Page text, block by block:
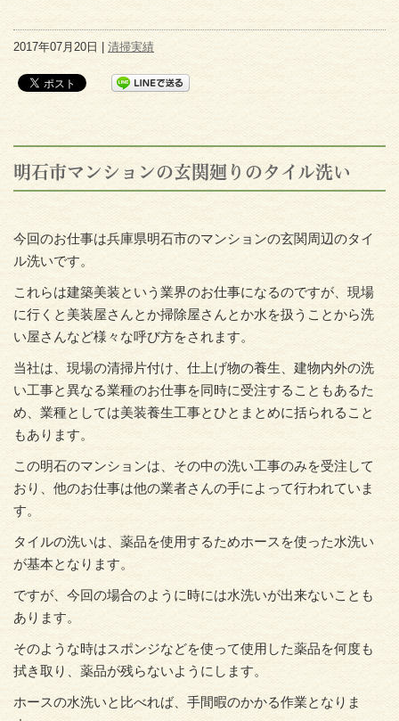
2017年07月20日 | 清掃実績
明石市マンションの玄関廻りのタイル洗い
今回のお仕事は兵庫県明石市のマンションの玄関周辺のタイ
ル洗いです。
これらは建築美装という業界のお仕事になるのですが、現場
に行くと美装屋さんとか掃除屋さんとか水を扱うことから洗
い屋さんなど様々な呼び方をされます。
当社は、現場の清掃片付け、仕上げ物の養生、建物内外の洗
い工事と異なる業種のお仕事を同時に受注することもあるた
め、業種としては美装養生工事とひとまとめに括られること
もあります。
この明石のマンションは、その中の洗い工事のみを受注して
おり、他のお仕事は他の業者さんの手によって行われていま
す。
タイルの洗いは、薬品を使用するためホースを使った水洗い
が基本となります。
ですが、今回の場合のように時には水洗いが出来ないことも
あります。
そのような時はスポンジなどを使って使用した薬品を何度も
拭き取り、薬品が残らないようにします。
ホースの水洗いと比べれば、手間暇のかかる作業となりま